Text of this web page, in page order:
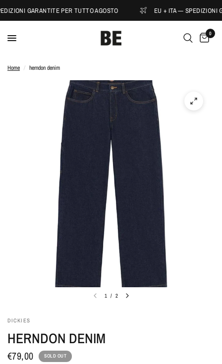
GARANTITE PER TUTTO AGOSTO EU + ITA — SPEDIZIONI
0
Home / herndon denim
1 / 2
DICKIES
HERNDON DENIM
€79,00 SOLD OUT